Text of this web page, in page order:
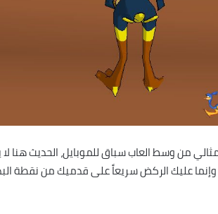
مثالي من وسط العاب سباق للموبايل، الحديث هنا
وإنما عليك الركض سريعاً على قدميك من نقطة